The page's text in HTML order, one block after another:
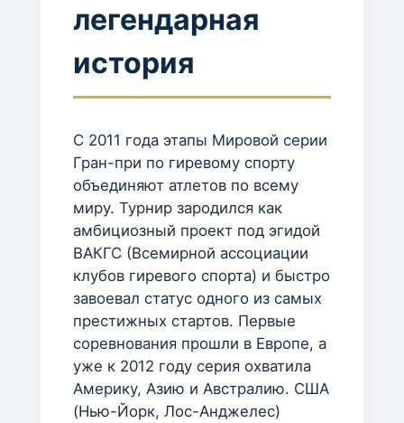
легендарная
история
С 2011 года этапы Мировой серии
Гран-при по гиревому спорту
объединяют атлетов по всему
миру. Турнир зародился как
амбициозный проект под эгидой
ВАКГС (Всемирной ассоциации
клубов гиревого спорта) и быстро
завоевал статус одного из самых
престижных стартов. Первые
соревнования прошли в Европе, а
уже к 2012 году серия охватила
Америку, Азию и Австралию. США
(Нью-Йорк, Лос-Анджелес)